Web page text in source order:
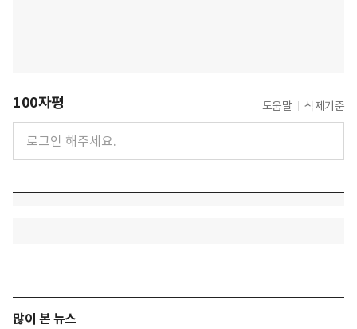
100자평 도움말 삭제기준
많이 본 뉴스